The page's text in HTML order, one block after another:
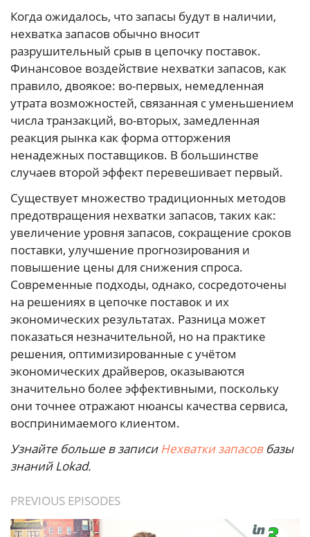
Когда ожидалось, что запасы будут в наличии,
нехватка запасов обычно вносит
разрушительный срыв в цепочку поставок.
Финансовое воздействие нехватки запасов, как
правило, двоякое: во-первых, немедленная
утрата возможностей, связанная с уменьшением
числа транзакций, во-вторых, замедленная
реакция рынка как форма отторжения
ненадежных поставщиков. В большинстве
случаев второй эффект перевешивает первый.
Существует множество традиционных методов
предотвращения нехватки запасов, таких как:
увеличение уровня запасов, сокращение сроков
поставки, улучшение прогнозирования и
повышение цены для снижения спроса.
Современные подходы, однако, сосредоточены
на решениях в цепочке поставок и их
экономических результатах. Разница может
показаться незначительной, но на практике
решения, оптимизированные с учётом
экономических драйверов, оказываются
значительно более эффективными, поскольку
они точнее отражают нюансы качества сервиса,
воспринимаемого клиентом.
Узнайте больше в записиНехватки запасовбазы
знаний Lokad.
PREVIOUS EPISODES